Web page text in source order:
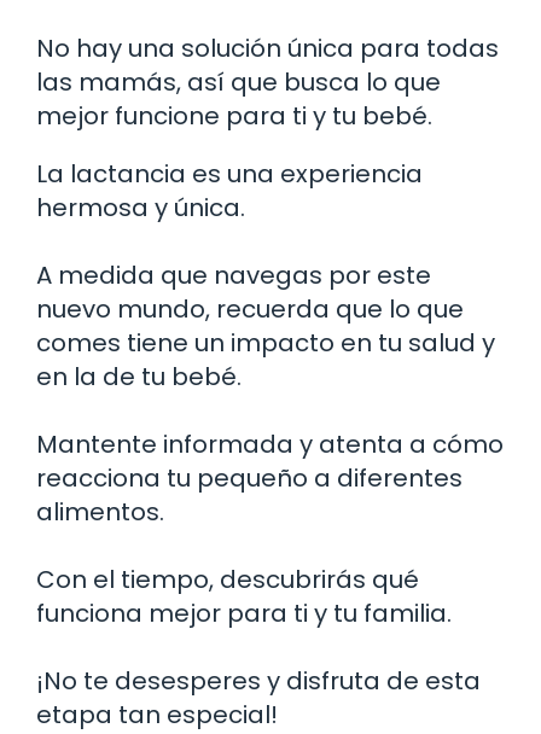
No hay una solución única para todas
las mamás, así que busca lo que
mejor funcione para ti y tu bebé.
La lactancia es una experiencia
hermosa y única.
A medida que navegas por este
nuevo mundo, recuerda que lo que
comes tiene un impacto en tu salud y
en la de tu bebé.
Mantente informada y atenta a cómo
reacciona tu pequeño a diferentes
alimentos.
Con el tiempo, descubrirás qué
funciona mejor para ti y tu familia.
¡No te desesperes y disfruta de esta
etapa tan especial!